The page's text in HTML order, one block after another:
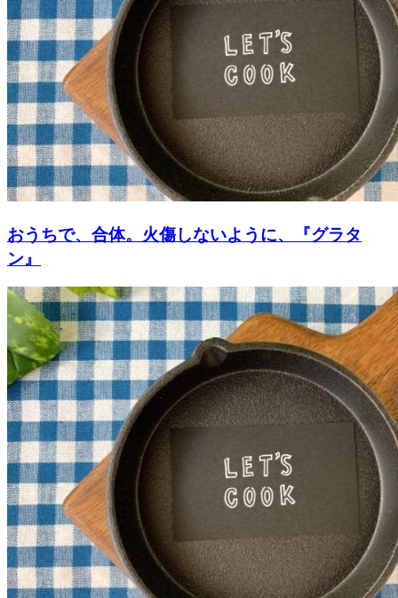
おうちで、合体。火傷しないように、『グラタ
ン』